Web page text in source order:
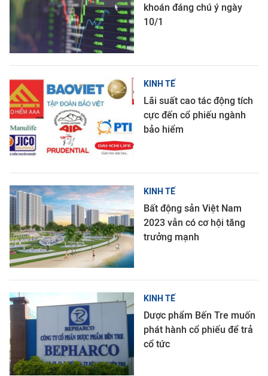
khoán đáng chú ý ngày
10/1
KINH TẾ
Lãi suất cao tác động tích
cực đến cổ phiếu ngành
bảo hiểm
KINH TẾ
Bất động sản Việt Nam
2023 vẫn có cơ hội tăng
trưởng mạnh
KINH TẾ
Dược phẩm Bến Tre muốn
phát hành cổ phiếu để trả
cổ tức